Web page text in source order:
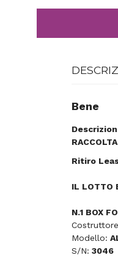
Bene
Ritiro
IL LOTTO
N.1 BOX
Modello:
S/N: 3046